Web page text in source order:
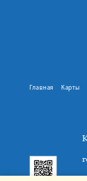
Главная Карты